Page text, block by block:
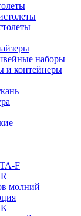
наборы
и контейнеры
F
молний